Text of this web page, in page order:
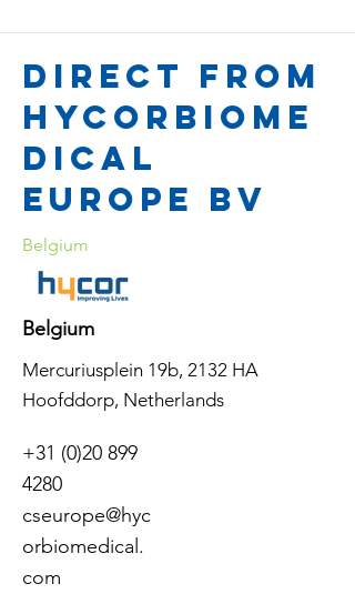
Direct from
Hycorbiome
dical
Europe BV
Belgium
Belgium
Mercuriusplein 19b, 2132 HA
Hoofddorp, Netherlands
+31 (0)20 899
4280
cseurope@hyc
orbiomedical.
com